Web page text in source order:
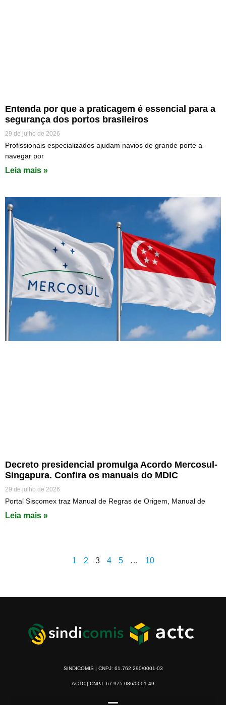
Entenda por que a praticagem é essencial para a
segurança dos portos brasileiros
29 de julho de 2026
Profissionais especializados ajudam navios de grande porte a
navegar por
Leia mais »
Decreto presidencial promulga Acordo Mercosul-
Singapura. Confira os manuais do MDIC
29 de julho de 2026
Portal Siscomex traz Manual de Regras de Origem, Manual de
Leia mais »
1 2 3 4 5 … 10
SINDICOMIS | CNPJ: 61.762.290/0001-03
ACTC | CNPJ: 67.975.086/0001-49